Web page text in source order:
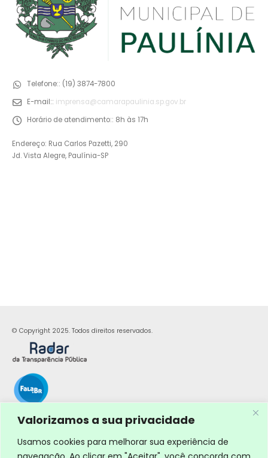
Valorizamos a sua privacidade
Usamos cookies para melhorar sua experiência de
Telefone:: (19) 3874-7800
E-mail:: imprensa@camarapaulinia.sp.gov.br
Horário de atendimento:: 8h às 17h
Endereço: Rua Carlos Pazetti, 290
Jd. Vista Alegre, Paulínia-SP
© Copyright 2025. Todos direitos reservados.